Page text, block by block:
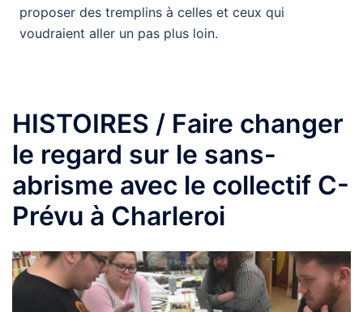
proposer des tremplins à celles et ceux qui
voudraient aller un pas plus loin.
HISTOIRES / Faire changer
le regard sur le sans-
abrisme avec le collectif C-
Prévu à Charleroi